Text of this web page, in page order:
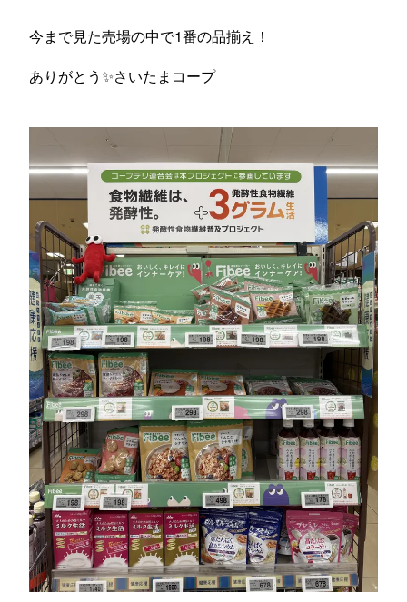
今まで見た売場の中で1番の品揃え！
ありがとう✨さいたまコープ